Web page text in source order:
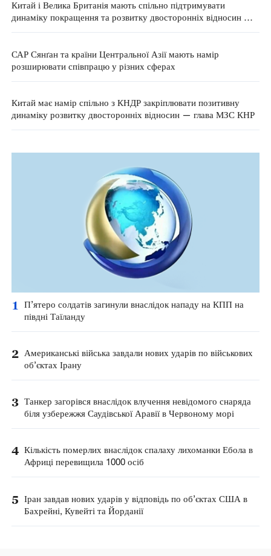
Китай і Велика Британія мають спільно підтримувати
динаміку покращення та розвитку двосторонніх відносин —
САР Сянґан та країни Центральної Азії мають намір
розширювати співпрацю у різних сферах
Китай має намір спільно з КНДР закріплювати позитивну
динаміку розвитку двосторонніх відносин — глава МЗС КНР
1
П’ятеро солдатів загинули внаслідок нападу на КПП на
півдні Таїланду
2 Американські війська завдали нових ударів по військових
об’єктах Ірану
3 Танкер загорівся внаслідок влучення невідомого снаряда
біля узбережжя Саудівської Аравії в Червоному морі
4 Кількість померлих внаслідок спалаху лихоманки Ебола в
Африці перевищила 1000 осіб
5 Іран завдав нових ударів у відповідь по об’єктах США в
Бахрейні, Кувейті та Йорданії